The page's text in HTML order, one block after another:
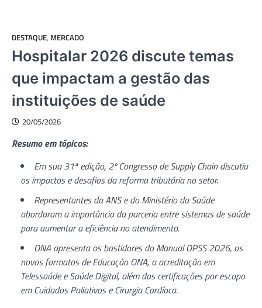
DESTAQUE, MERCADO
Hospitalar 2026 discute temas
que impactam a gestão das
instituições de saúde
20/05/2026
Resumo em tópicos:
Em sua 31ª edição, 2º Congresso de Supply Chain discutiu
os impactos e desafios da reforma tributária no setor.
Representantes da ANS e do Ministério da Saúde
abordaram a importância da parceria entre sistemas de saúde
para aumentar a eficiência no atendimento.
ONA apresenta os bastidores do Manual OPSS 2026, os
novos formatos de Educação ONA, a acreditação em
Telessaúde e Saúde Digital, além das certificações por escopo
em Cuidados Paliativos e Cirurgia Cardíaca.